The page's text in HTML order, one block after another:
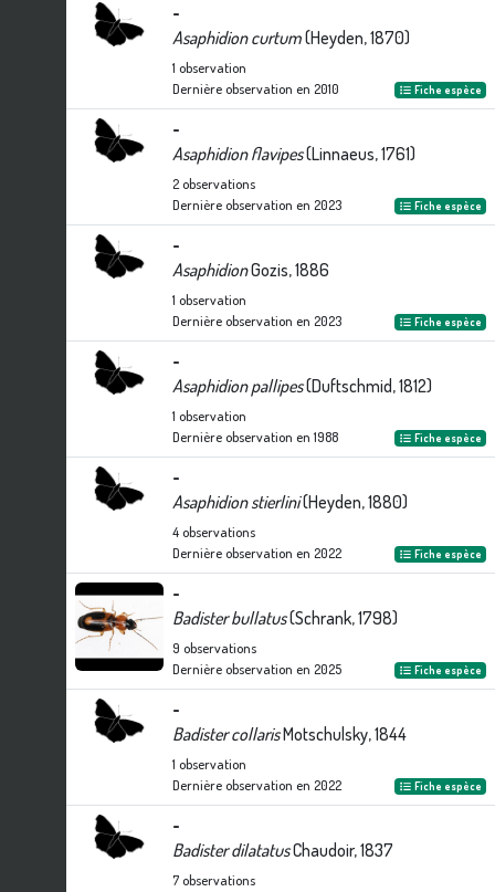
-
Asaphidion curtum(Heyden, 1870)
1 observation
Dernière observation en 2010 Fiche espèce
-
Asaphidion flavipes(Linnaeus, 1761)
2observations
Dernière observation en 2023 Fiche espèce
-
AsaphidionGozis, 1886
1 observation
Dernière observation en 2023 Fiche espèce
-
Asaphidion pallipes(Duftschmid, 1812)
1 observation
Dernière observation en 1988 Fiche espèce
-
Asaphidion stierlini(Heyden, 1880)
4observations
Dernière observation en 2022 Fiche espèce
-
Badister bullatus(Schrank, 1798)
9 observations
Dernière observation en 2025 Fiche espèce
-
Badister collarisMotschulsky, 1844
1 observation
Dernière observation en 2022 Fiche espèce
-
Badister dilatatusChaudoir, 1837
7observations